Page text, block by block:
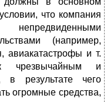
что компания
(например,
авиакатастрофы и т.
чрезвычайным и
в результате чего
огромные средства,